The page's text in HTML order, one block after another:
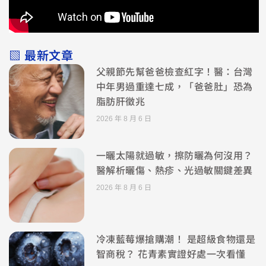
▧ 最新文章
父親節先幫爸爸檢查紅字！醫：台灣
中年男過重達七成，「爸爸肚」恐為
脂肪肝徵兆
2026 年 8 月 6 日
一曬太陽就過敏，擦防曬為何沒用？
醫解析曬傷、熱疹、光過敏關鍵差異
2026 年 8 月 6 日
冷凍藍莓爆搶購潮！ 是超級食物還是
智商稅？ 花青素實證好處一次看懂